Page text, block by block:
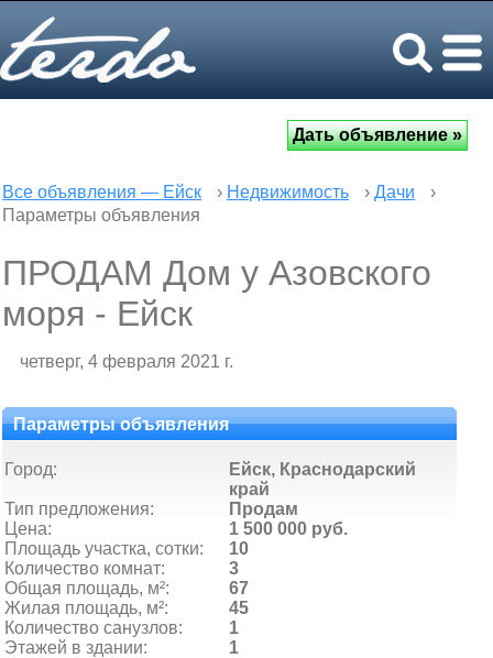
Все объявления — Ейск › Недвижимость › Дачи
›
Параметры объявления
ПРОДАМ Дом у Азовского
моря - Ейск
четверг, 4 февраля 2021 г.
Параметры объявления
Город:
Ейск, Краснодарский
край
Тип предложения:
Продам
Цена:
1 500 000 руб.
Площадь участка, сотки:
10
Количество комнат:
3
Общая площадь, м²:
67
Жилая площадь, м²:
45
Количество санузлов:
1
Этажей в здании:
1